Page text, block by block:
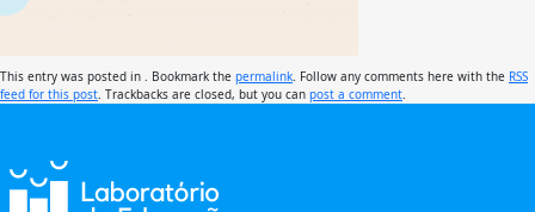
This entry was posted in . Bookmark the permalink . Follow any comments here with the RSS
feed for this post . Trackbacks are closed, but you can post a comment